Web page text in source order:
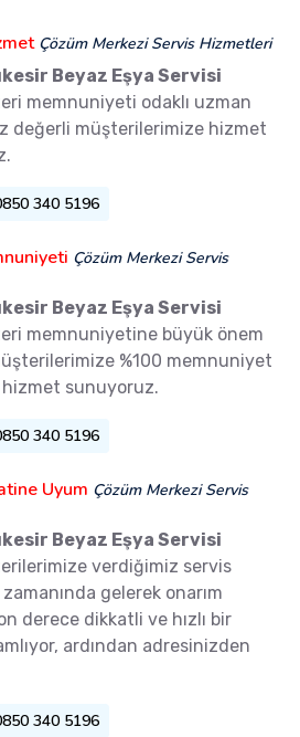
Çözüm Merkezi Servis Hizmetleri
Beyaz Eşya Servisi
memnuniyeti odaklı uzman
değerli müşterilerimize hizmet
340 5196
Çözüm Merkezi Servis
Beyaz Eşya Servisi
memnuniyetine büyük önem
%100 memnuniyet
sunuyoruz.
340 5196
Uyum Çözüm Merkezi Servis
Beyaz Eşya Servisi
verdiğimiz servis
gelerek onarım
derece dikkatli ve hızlı bir
ardından adresinizden
340 5196